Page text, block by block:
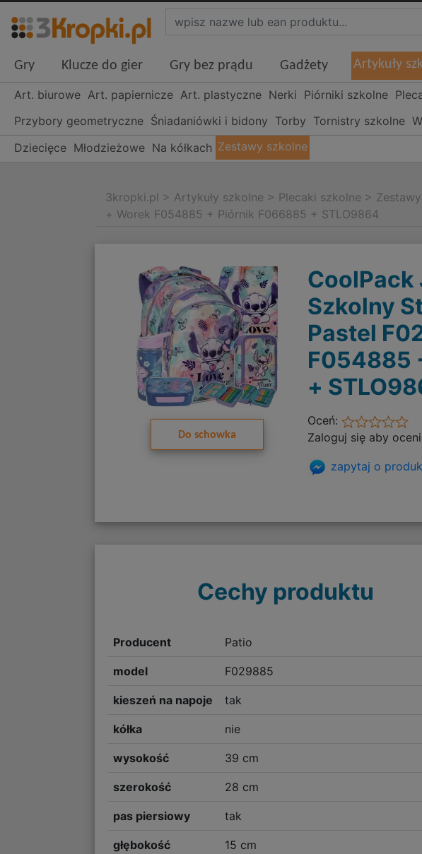
Gry Klucze do gier Gry bez prądu Gadżety Artykuły
Art. biurowe Art. papiernicze Art. plastyczne Nerki Piórniki szkolne
Przybory geometryczne Śniadaniówki i bidony Torby Tornistry szkolne
Dziecięce Młodzieżowe Na kółkach Zestawy szkolne
3kropki.pl > Artykuły szkolne > Plecaki szkolne >
+ Worek F054885 + Piórnik F066885 + STLO9864
Do schowka
Szkolny
Pastel
F054885
+
Oceń:
Zaloguj się aby
zapytaj o
Cechy produktu
Producent Patio
model F029885
kieszeń na napoje tak
kółka nie
wysokość 39 cm
szerokość 28 cm
pas piersiowy tak
głębokość 15 cm